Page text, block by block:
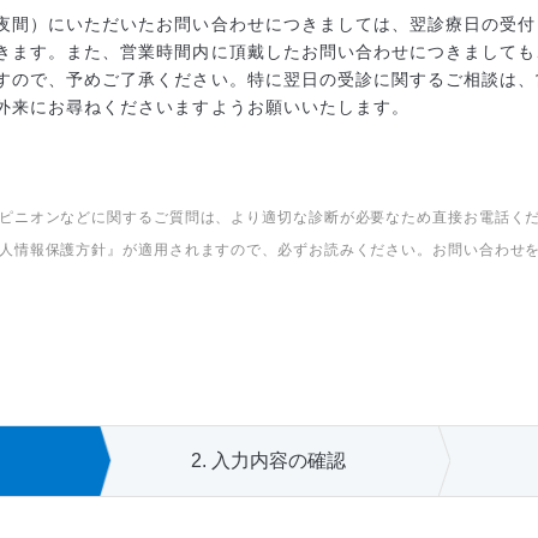
間）にいただいたお問い合わせにつきましては、翌診療日の受
ます。また、営業時間内に頂戴したお問い合わせにつきまして
ので、予めご了承ください。特に翌日の受診に関するご相談は
にお尋ねくださいますようお願いいたします。
ニオンなどに関するご質問は、より適切な診断が必要なため直接お電話くだ
情報保護方針』が適用されますので、必ずお読みください。お問い合わせ
2. 入力内容の確認